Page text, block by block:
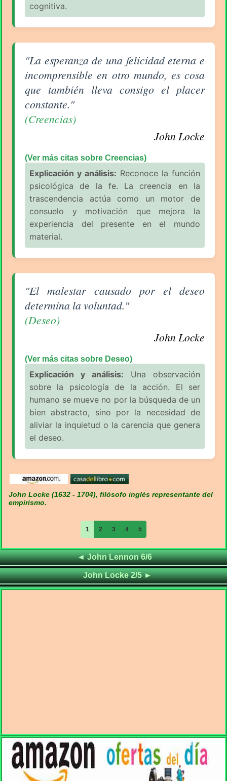
cognitiva.
Aforismo sobre Creencias de John Locke
"La esperanza de una felicidad eterna e
incomprensible en otro mundo, es cosa
que también lleva consigo el placer
constante."
(Creencias)
John Locke
(Ver más citas sobre Creencias)
Explicación y análisis: Reconoce la función
psicológica de la fe. La creencia en la
trascendencia actúa como un motor de
consuelo y motivación que mejora la
experiencia del presente en el mundo
material.
Aforismo sobre Deseo de John Locke
"El malestar causado por el deseo
determina la voluntad."
(Deseo)
John Locke
(Ver más citas sobre Deseo)
Explicación y análisis: Una observación
sobre la psicología de la acción. El ser
humano se mueve no por la búsqueda de un
bien abstracto, sino por la necesidad de
aliviar la inquietud o la carencia que genera
el deseo.
John Locke (1632 - 1704), filósofo inglés representante del
empirismo.
1 2 3 4 5
◄Frases de
John Lennon 6/6
Frases de
John Locke 2/5►